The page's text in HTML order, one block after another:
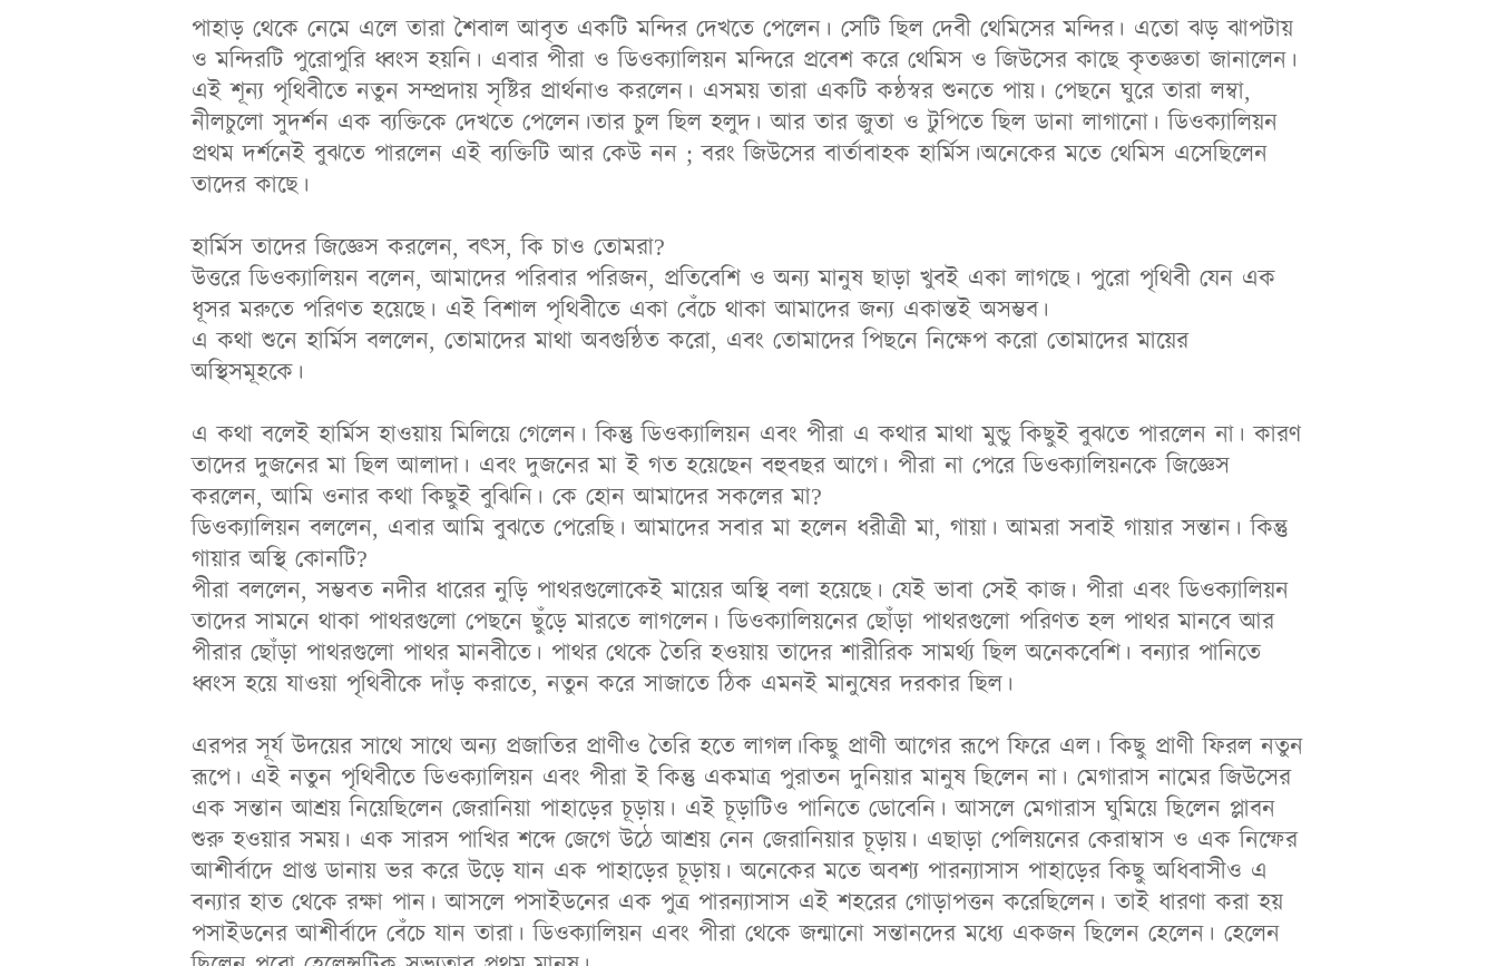
পাহাড় থেকে নেমে এলে তারা শৈবাল আবৃত একটি মন্দির দেখতে পেলেন। সেটি ছিল দেবী থেমিসের মন্দির। এতো ঝড় ঝাপটায়
ও মন্দিরটি পুরোপুরি ধ্বংস হয়নি। এবার পীরা ও ডিওক্যালিয়ন মন্দিরে প্রবেশ করে থেমিস ও জিউসের কাছে কৃতজ্ঞতা জানালেন।
এই শূন্য পৃথিবীতে নতুন সম্প্রদায় সৃষ্টির প্রার্থনাও করলেন। এসময় তারা একটি কন্ঠস্বর শুনতে পায়। পেছনে ঘুরে তারা লম্বা,
নীলচুলো সুদর্শন এক ব্যক্তিকে দেখতে পেলেন।তার চুল ছিল হলুদ। আর তার জুতা ও টুপিতে ছিল ডানা লাগানো। ডিওক্যালিয়ন
প্রথম দর্শনেই বুঝতে পারলেন এই ব্যক্তিটি আর কেউ নন ; বরং জিউসের বার্তাবাহক হার্মিস।অনেকের মতে থেমিস এসেছিলেন
তাদের কাছে।
হার্মিস তাদের জিজ্ঞেস করলেন, বৎস, কি চাও তোমরা?
উত্তরে ডিওক্যালিয়ন বলেন, আমাদের পরিবার পরিজন, প্রতিবেশি ও অন্য মানুষ ছাড়া খুবই একা লাগছে। পুরো পৃথিবী যেন এক
ধূসর মরুতে পরিণত হয়েছে। এই বিশাল পৃথিবীতে একা বেঁচে থাকা আমাদের জন্য একান্তই অসম্ভব।
এ কথা শুনে হার্মিস বললেন, তোমাদের মাথা অবগুন্ঠিত করো, এবং তোমাদের পিছনে নিক্ষেপ করো তোমাদের মায়ের
অস্থিসমূহকে।
এ কথা বলেই হার্মিস হাওয়ায় মিলিয়ে গেলেন। কিন্তু ডিওক্যালিয়ন এবং পীরা এ কথার মাথা মুন্ডু কিছুই বুঝতে পারলেন না। কারণ
তাদের দুজনের মা ছিল আলাদা। এবং দুজনের মা ই গত হয়েছেন বহুবছর আগে। পীরা না পেরে ডিওক্যালিয়নকে জিজ্ঞেস
করলেন, আমি ওনার কথা কিছুই বুঝিনি। কে হোন আমাদের সকলের মা?
ডিওক্যালিয়ন বললেন, এবার আমি বুঝতে পেরেছি। আমাদের সবার মা হলেন ধরীত্রী মা, গায়া। আমরা সবাই গায়ার সন্তান। কিন্তু
গায়ার অস্থি কোনটি?
পীরা বললেন, সম্ভবত নদীর ধারের নুড়ি পাথরগুলোকেই মায়ের অস্থি বলা হয়েছে। যেই ভাবা সেই কাজ। পীরা এবং ডিওক্যালিয়ন
তাদের সামনে থাকা পাথরগুলো পেছনে ছুঁড়ে মারতে লাগলেন। ডিওক্যালিয়নের ছোঁড়া পাথরগুলো পরিণত হল পাথর মানবে আর
পীরার ছোঁড়া পাথরগুলো পাথর মানবীতে। পাথর থেকে তৈরি হওয়ায় তাদের শারীরিক সামর্থ্য ছিল অনেকবেশি। বন্যার পানিতে
ধ্বংস হয়ে যাওয়া পৃথিবীকে দাঁড় করাতে, নতুন করে সাজাতে ঠিক এমনই মানুষের দরকার ছিল।
এরপর সূর্য উদয়ের সাথে সাথে অন্য প্রজাতির প্রাণীও তৈরি হতে লাগল।কিছু প্রাণী আগের রূপে ফিরে এল। কিছু প্রাণী ফিরল নতুন
রূপে। এই নতুন পৃথিবীতে ডিওক্যালিয়ন এবং পীরা ই কিন্তু একমাত্র পুরাতন দুনিয়ার মানুষ ছিলেন না। মেগারাস নামের জিউসের
এক সন্তান আশ্রয় নিয়েছিলেন জেরানিয়া পাহাড়ের চূড়ায়। এই চূড়াটিও পানিতে ডোবেনি। আসলে মেগারাস ঘুমিয়ে ছিলেন প্লাবন
শুরু হওয়ার সময়। এক সারস পাখির শব্দে জেগে উঠে আশ্রয় নেন জেরানিয়ার চূড়ায়। এছাড়া পেলিয়নের কেরাম্বাস ও এক নিম্ফের
আশীর্বাদে প্রাপ্ত ডানায় ভর করে উড়ে যান এক পাহাড়ের চূড়ায়। অনেকের মতে অবশ্য পারন্যাসাস পাহাড়ের কিছু অধিবাসীও এ
বন্যার হাত থেকে রক্ষা পান। আসলে পসাইডনের এক পুত্র পারন্যাসাস এই শহরের গোড়াপত্তন করেছিলেন। তাই ধারণা করা হয়
পসাইডনের আশীর্বাদে বেঁচে যান তারা। ডিওক্যালিয়ন এবং পীরা থেকে জন্মানো সন্তানদের মধ্যে একজন ছিলেন হেলেন। হেলেন